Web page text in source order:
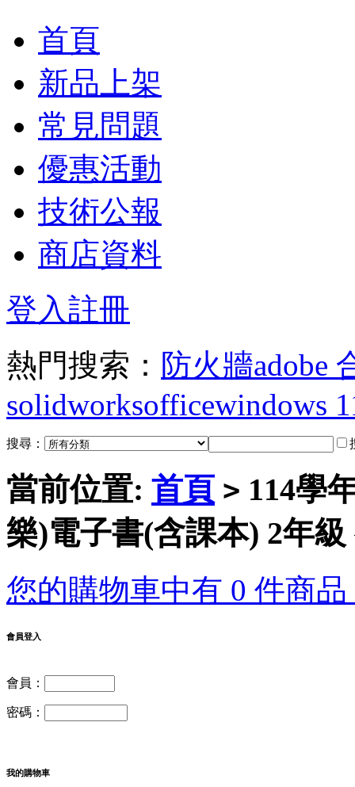
首頁
新品上架
常見問題
優惠活動
技術公報
商店資料
登入註冊
熱門搜索： 防火牆adobe
solidworksofficewindows
搜尋：
當前位置: 首頁 > 114學
樂)電子書(含課本) 2年
您的購物車中有 0 件商
會員登入
會員：
密碼：
我的購物車